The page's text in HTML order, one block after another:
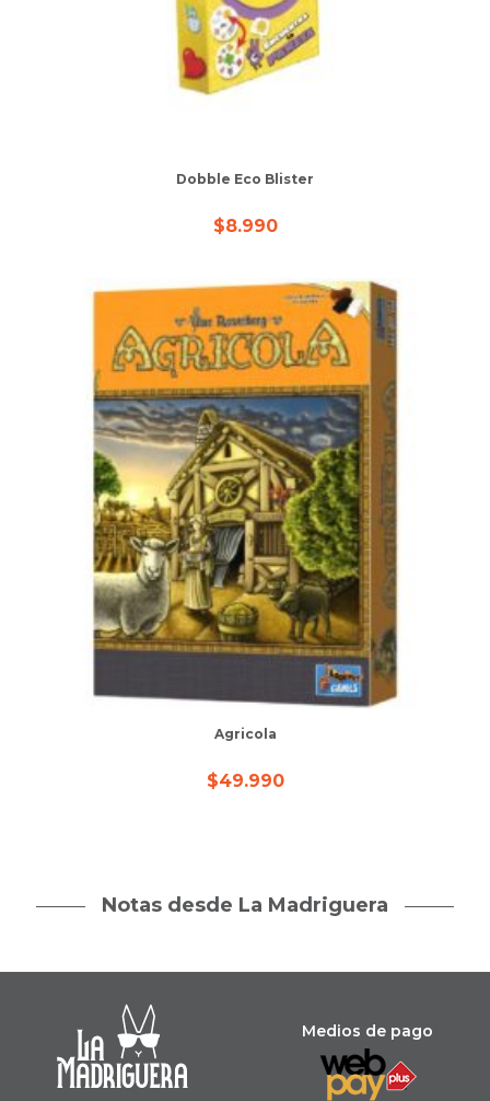
Dobble Eco Blister
$8.990
Agricola
$49.990
Notas desde La Madriguera
Medios de pago